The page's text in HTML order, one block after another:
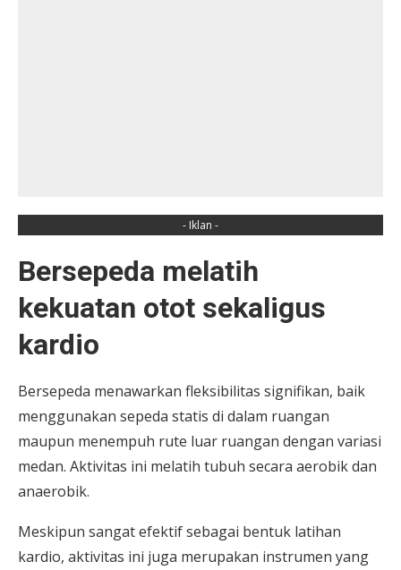
- Iklan -
Bersepeda melatih
kekuatan otot sekaligus
kardio
Bersepeda menawarkan fleksibilitas signifikan, baik
menggunakan sepeda statis di dalam ruangan
maupun menempuh rute luar ruangan dengan variasi
medan. Aktivitas ini melatih tubuh secara aerobik dan
anaerobik.
Meskipun sangat efektif sebagai bentuk latihan
kardio, aktivitas ini juga merupakan instrumen yang